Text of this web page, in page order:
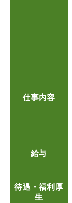
仕事内容
給与
待遇・福利厚
生